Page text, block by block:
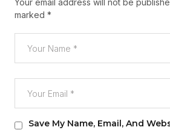
Your email address will not be
marked *
Save My Name, Email, And